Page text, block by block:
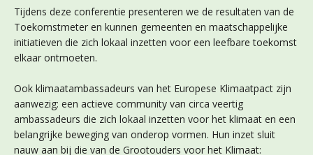
Tijdens deze conferentie presenteren we de resultaten van de
Toekomstmeter en kunnen gemeenten en maatschappelijke
initiatieven die zich lokaal inzetten voor een leefbare toekomst
elkaar ontmoeten.
Ook klimaatambassadeurs van het Europese Klimaatpact zijn
aanwezig: een actieve community van circa veertig
ambassadeurs die zich lokaal inzetten voor het klimaat en een
belangrijke beweging van onderop vormen. Hun inzet sluit
nauw aan bij die van de Grootouders voor het Klimaat: